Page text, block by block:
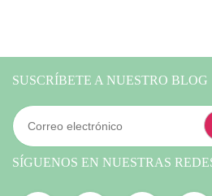
SUSCRÍBETE A NUESTRO BLOG
SÍGUENOS EN NUESTRAS